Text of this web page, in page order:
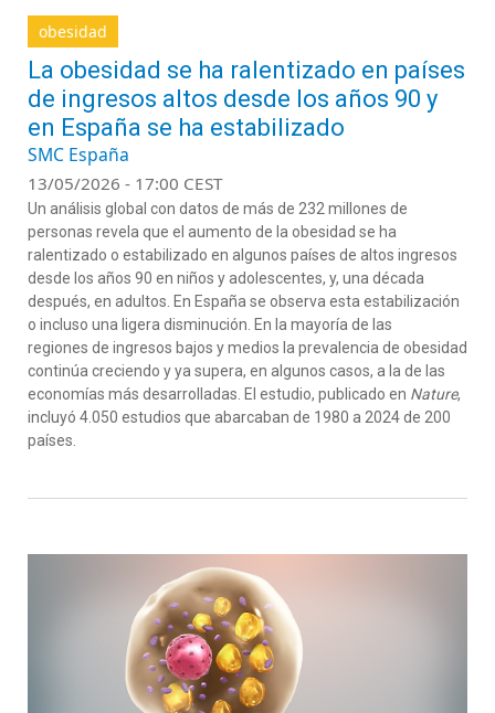
obesidad
La obesidad se ha ralentizado en países
de ingresos altos desde los años 90 y
en España se ha estabilizado
SMC España
13/05/2026 - 17:00 CEST
Un análisis global con datos de más de 232 millones de
personas revela que el aumento de la obesidad se ha
ralentizado o estabilizado en algunos países de altos ingresos
desde los años 90 en niños y adolescentes, y, una década
después, en adultos En España se observa esta estabilización
o incluso una ligera disminución En la mayoría de as
regiones de ingresos bajos y medios la prevalencia de obesidad
continúa creciendo y ya supera, en algunos casos, a la de las
economías más desarrolladas. El estudio, publicado en Nature,
incluyó 4.050 estudios que abarcaban de 1 980 a 2024de 200
países.